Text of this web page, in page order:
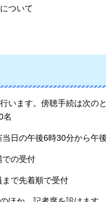
ついて
います。傍聴手続は次のと
名
日の午後6時30分から午
での受付
で先着順で受付